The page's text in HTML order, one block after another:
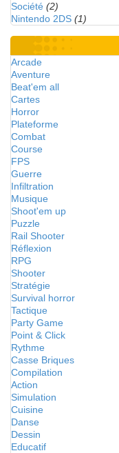
Société (2)
Nintendo 2DS (1)
Arcade
Aventure
Beat'em all
Cartes
Horror
Plateforme
Combat
Course
FPS
Guerre
Infiltration
Musique
Shoot'em up
Puzzle
Rail Shooter
Réflexion
RPG
Shooter
Stratégie
Survival horror
Tactique
Party Game
Point & Click
Rythme
Casse Briques
Compilation
Action
Simulation
Cuisine
Danse
Dessin
Educatif